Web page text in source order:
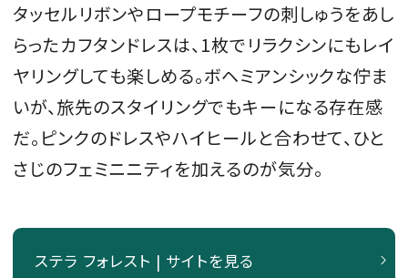
MAGAZINE
SPUR 2026 JULY
2026年9月号
2026-07-23発売
タッセルリボンやロープモチーフの刺しゅうをあし
らったカフタンドレスは、1枚でリラクシンにもレイ
ヤリングしても楽しめる。ボヘミアンシックな佇ま
いが、旅先のスタイリングでもキーになる存在感
だ。ピンクのドレスやハイヒールと合わせて、ひと
さじのフェミニニティを加えるのが気分。
ステラ フォレスト | サイトを見る